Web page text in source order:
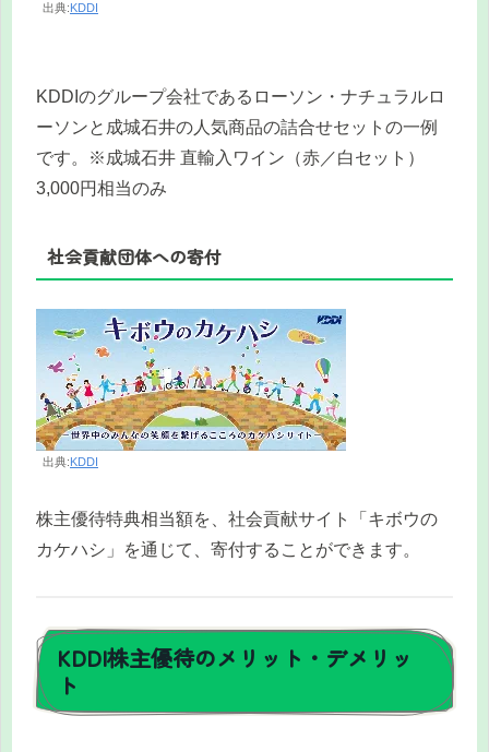
出典: KDDI
KDDIのグループ会社であるローソン・ナチュラルロ
ーソンと成城石井の人気商品の詰合せセットの一例
です。※成城石井 直輸入ワイン（赤／白セット）
3,000円相当のみ
社会貢献団体への寄付
出典:KDDI
株主優待特典相当額を、社会貢献サイト「キボウの
カケハシ」を通じて、寄付することができます。
KDDI株主優待のメリット・デメリッ
ト